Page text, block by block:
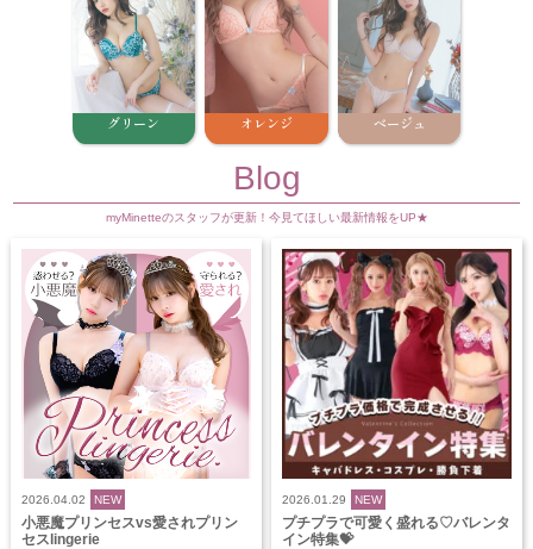
グリーン オレンジ ベージュ
Blog
myMinetteのスタッフが更新！今見てほしい最新情報をUP★
2026.04.02 NEW
小悪魔プリンセスvs愛されプリン
セスlingerie
2026.01.29 NEW
プチプラで可愛く盛れる♡バレンタ
イン特集💝